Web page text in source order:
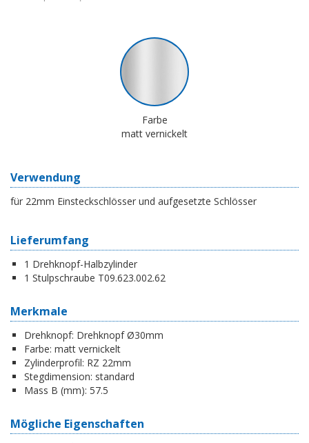
Farbe
matt vernickelt
Verwendung
für 22mm Einsteckschlösser und aufgesetzte Schlösser
Lieferumfang
1 Drehknopf-Halbzylinder
1 Stulpschraube T09.623.002.62
Merkmale
Drehknopf: Drehknopf Ø30mm
Farbe: matt vernickelt
Zylinderprofil: RZ 22mm
Stegdimension: standard
Mass B (mm): 57.5
Mögliche Eigenschaften